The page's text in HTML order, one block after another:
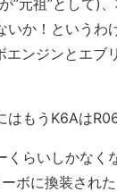
いか！というわ
エンジンとエブ
はもうK6Aは
くらいしかなく
ボに換装され